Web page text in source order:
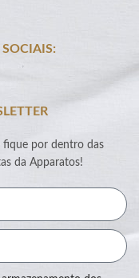
SOCIAIS:
fique por dentro das
da Apparatos!